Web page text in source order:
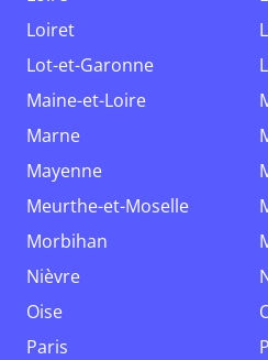
Loiret
Lot-et-Garonne
Maine-et-Loire
Marne
Mayenne
Meurthe-et-Moselle
Morbihan
Nièvre
Oise
Paris